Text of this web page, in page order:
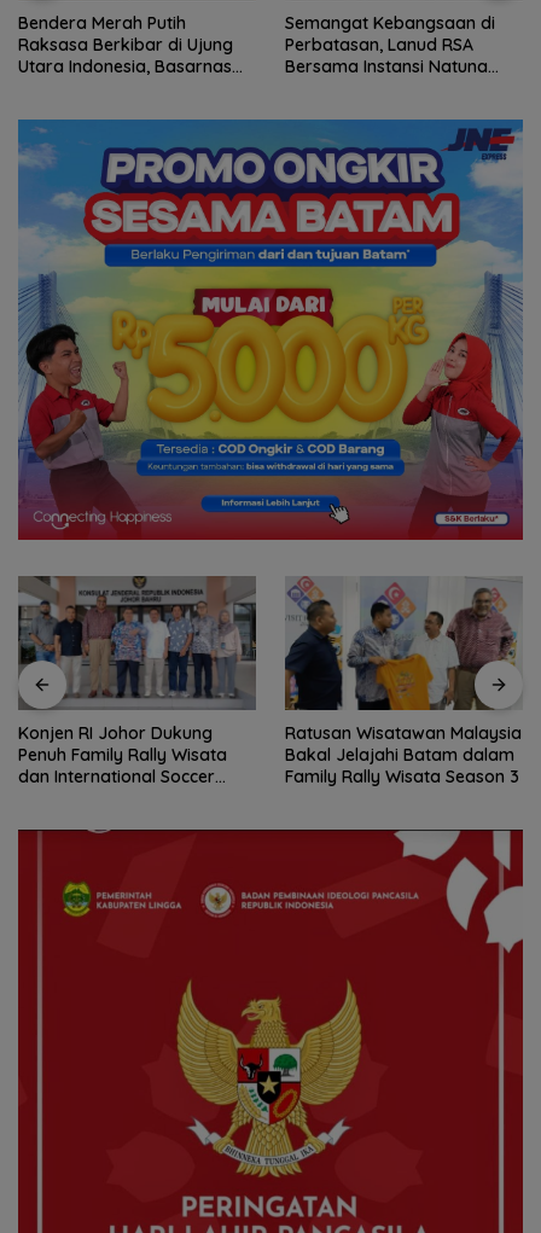
Semangat Kebangsaan di
Perbatasan, Lanud RSA
Bersama Instansi Natuna
Konjen RI Johor Dukung
Penuh Family Rally Wisata
dan International Soccer
Ratusan Wisatawan Malaysia
Bakal Jelajahi Batam dalam
Family Rally Wisata Season 3
Gelombang Mundur dari PWI
Kepri Berlanjut, Socrates
Ketua Pertama Periode